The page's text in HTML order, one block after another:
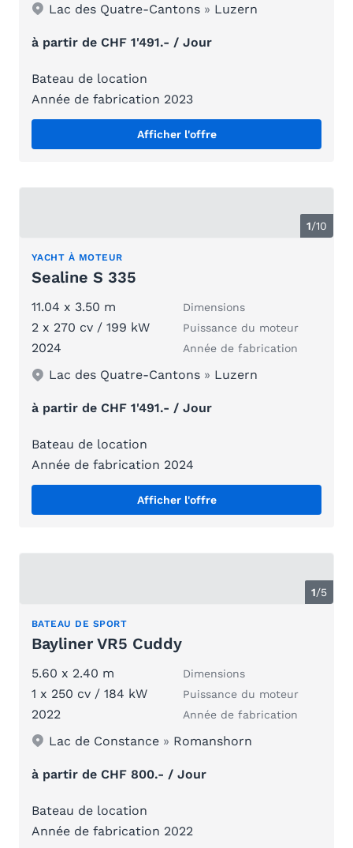
Lac des Quatre-Cantons » Luzern
à partir de CHF 1'491.- / Jour
Bateau de location
Année de fabrication 2023
Afficher l'offre
1/10
YACHT À MOTEUR
Sealine S 335
11.04 x 3.50 m Dimensions
2 x 270 cv / 199 kW Puissance du moteur
2024 Année de fabrication
Lac des Quatre-Cantons » Luzern
à partir de CHF 1'491.- / Jour
Bateau de location
Année de fabrication 2024
Afficher l'offre
1/5
BATEAU DE SPORT
Bayliner VR5 Cuddy
5.60 x 2.40 m Dimensions
1 x 250 cv / 184 kW Puissance du moteur
2022 Année de fabrication
Lac de Constance » Romanshorn
à partir de CHF 800.- / Jour
Bateau de location
Année de fabrication 2022